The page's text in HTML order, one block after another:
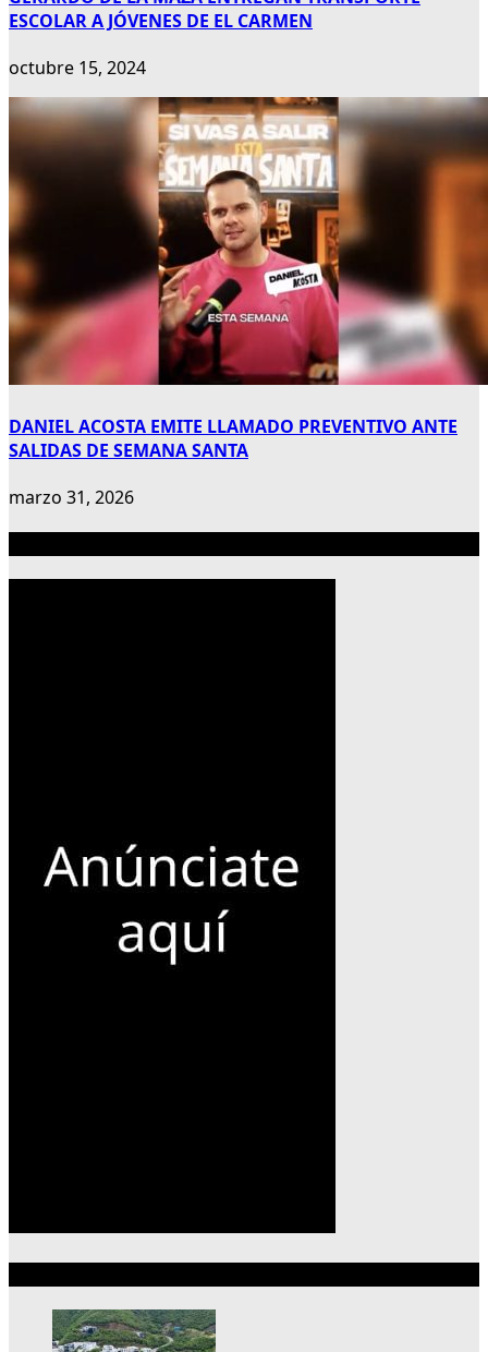
ESCOLAR A JÓVENES DE EL CARMEN
octubre 15, 2024
DANIEL ACOSTA EMITE LLAMADO PREVENTIVO ANTE
SALIDAS DE SEMANA SANTA
marzo 31, 2026